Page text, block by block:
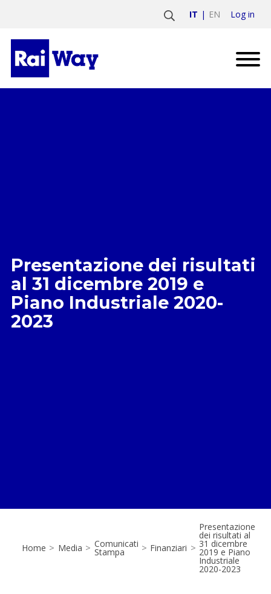
IT EN Log in
Presentazione dei risultati
al 31 dicembre 2019 e
Piano Industriale 2020-
2023
Home > Media > Comunicati
Stampa > Finanziari >
Presentazione
dei risultati al
31 dicembre
2019 e Piano
Industriale
2020-2023